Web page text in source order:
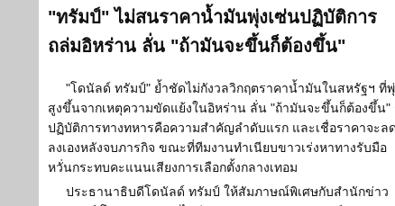
"ทรัมป์" ไม่สนราคาน้ำมันพุ่งเซ่นปฏิบัติการ
ถล่มอิหร่าน ลั่น "ถ้ามันจะขึ้นก็ต้องขึ้น"
"โดนัลด์ ทรัมป์" ย้ำชัดไม่กังวลวิกฤตราคาน้ำมันในสหรัฐฯ ที่พุ่
สูงขึ้นจากเหตุความขัดแย้งในอิหร่าน ลั่น "ถ้ามันจะขึ้นก็ต้องขึ้น"
ปฏิบัติการทางทหารคือความสำคัญลำดับแรก และเชื่อราคาจะลด
ลงเองหลังจบภารกิจ ขณะที่ทีมงานทำเนียบขาวเร่งหาทางรับมือ
หวั่นกระทบคะแนนเสียงการเลือกตั้งกลางเทอม
ประธานาธิบดีโดนัลด์ ทรัมป์ ให้สัมภาษณ์พิเศษกับสำนักข่าว